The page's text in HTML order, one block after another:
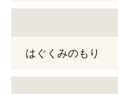
はぐくみのもり